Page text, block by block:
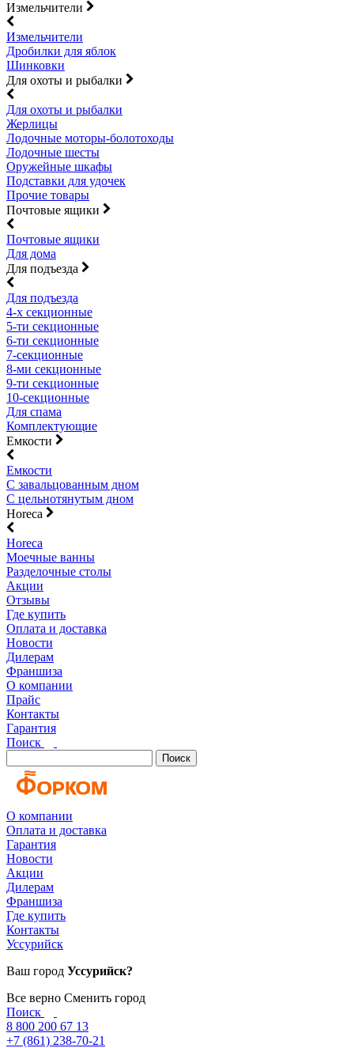
Измельчители
Измельчители
Дробилки для яблок
Шинковки
Для охоты и рыбалки
Для охоты и рыбалки
Жерлицы
Лодочные моторы-болотоходы
Лодочные шесты
Оружейные шкафы
Подставки для удочек
Прочие товары
Почтовые ящики
Почтовые ящики
Для дома
Для подъезда
Для подъезда
4-х секционные
5-ти секционные
6-ти секционные
7-секционные
8-ми секционные
9-ти секционные
10-секционные
Для спама
Комплектующие
Емкости
Емкости
С завальцованным дном
С цельнотянутым дном
Horeca
Horeca
Моечные ванны
Разделочные столы
Акции
Отзывы
Где купить
Оплата и доставка
Новости
Дилерам
Франшиза
О компании
Прайс
Контакты
Гарантия
Поиск
Поиск
О компании
Оплата и доставка
Гарантия
Новости
Акции
Дилерам
Франшиза
Где купить
Контакты
Уссурийск
Ваш город Уссурийск?
Все верно Сменить город
Поиск
8 800 200 67 13
+7 (861) 238-70-21